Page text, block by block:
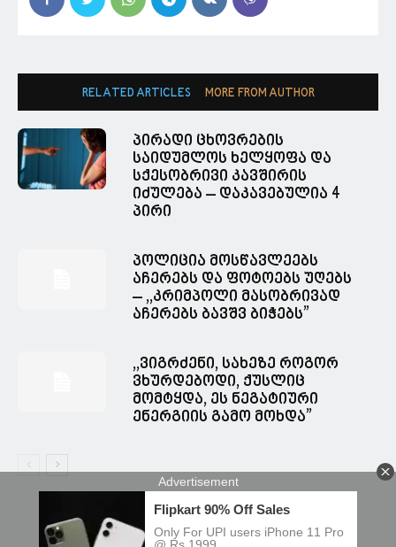
RELATED ARTICLES MORE FROM AUTHOR
პირადი ცხოვრების
საიდუმლოს ხელყოფა და
სქესობრივი კავშირის
იძულება – დაკავებულია 4
პირი
პოლიცია მოსწავლეებს
აჩერებს და ფოტოებს უღებს
– ,,კრიმპოლი მასობრივად
აჩერებს ბავშვ ბიჭებს”
,,ვიგრძენი, სახეზე როგორ
ვხურდებოდი, ქუსლიც
მომტყდა, ეს ნეგატიური
ენერგიის გამო მოხდა”